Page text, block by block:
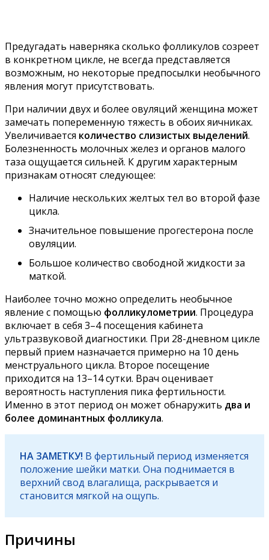
Предугадать наверняка сколько фолликулов созреет
в конкретном цикле, не всегда представляется
возможным, но некоторые предпосылки необычного
явления могут присутствовать.
При наличии двух и более овуляций женщина может
замечать попеременную тяжесть в обоих яичниках.
Увеличивается количество слизистых выделений.
Болезненность молочных желез и органов малого
таза ощущается сильней. К другим характерным
признакам относят следующее:
Наличие нескольких желтых тел во второй фазе
цикла.
Значительное повышение прогестерона после
овуляции.
Большое количество свободной жидкости за
маткой.
Наиболее точно можно определить необычное
явление с помощью фолликулометрии. Процедура
включает в себя 3–4 посещения кабинета
ультразвуковой диагностики. При 28-дневном цикле
первый прием назначается примерно на 10 день
менструального цикла. Второе посещение
приходится на 13–14 сутки. Врач оценивает
вероятность наступления пика фертильности.
Именно в этот период он может обнаружить два и
более доминантных фолликула.
НА ЗАМЕТКУ! В фертильный период изменяется
положение шейки матки. Она поднимается в
верхний свод влагалища, раскрывается и
становится мягкой на ощупь.
Причины